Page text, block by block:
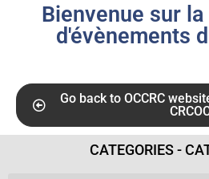
Bienvenue sur
d'évènements
Go back to OCCRC
CATEGORIES -